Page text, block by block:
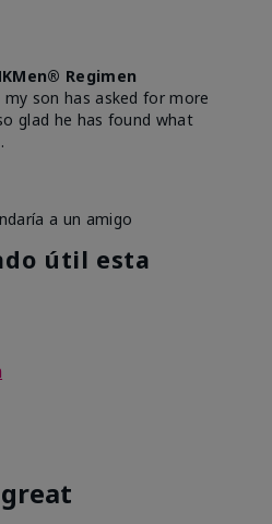
Regimen
son has asked for more
glad he has found what
a un amigo
útil esta